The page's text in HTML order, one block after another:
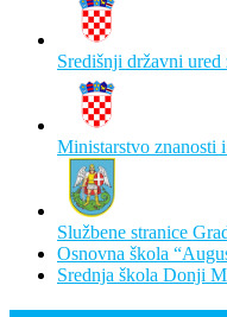
Središnji državni ured
Ministarstvo znanosti
Službene stranice
Osnovna škola
Srednja škola Donji